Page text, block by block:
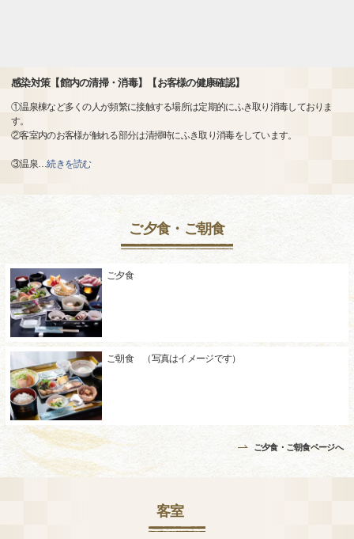
感染対策【館内の清掃・消毒】【お客様の健康確認】
①温泉棟など多くの人が頻繁に接触する場所は定期的にふき取り消毒しておりま
す。
②客室内のお客様が触れる部分は清掃時にふき取り消毒をしています。
③温泉…続きを読む
ご夕食・ご朝食
ご夕食
ご朝食 （写真はイメージです）
ご夕食・ご朝食ページへ
客室